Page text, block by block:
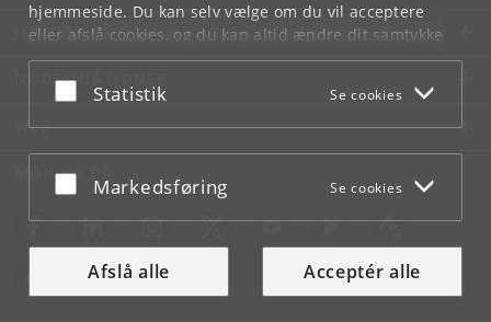
hjemmeside. Du kan selv vælge om du vil acceptere
eller afslå cookies, og du kan altid ændre dit samtykke
underCookie- og privatlivspolitiksom du finder i
bunden af hver side.
Acceptér eller afslå
Statistik Se cookies
Acceptér eller afslå
Markedsføring Se cookies
Afslå alle Acceptér alle
JOB OG KARRIERE
NØDSITUATIONER
WEB
MØD KU PÅ